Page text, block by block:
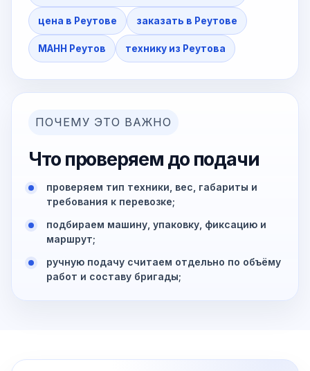
цена в Реутове заказать в Реутове
МАНН Реутов технику из Реутова
ПОЧЕМУ ЭТО ВАЖНО
Что проверяем до подачи
проверяем тип техники, вес, габариты и
требования к перевозке;
подбираем машину, упаковку, фиксацию и
маршрут;
ручную подачу считаем отдельно по объёму
работ и составу бригады;